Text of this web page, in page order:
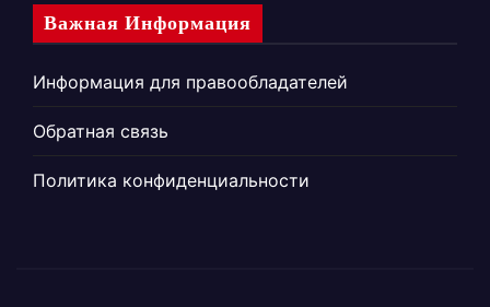
Важная Информация
Информация для правообладателей
Обратная связь
Политика конфиденциальности